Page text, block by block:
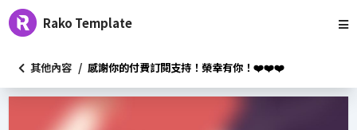
Rako Template
其他內容 / 感謝你的付費訂閱支持！榮幸有你！❤️❤️❤️